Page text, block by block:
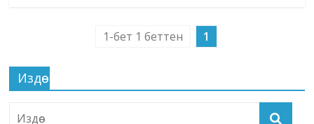
1-бет 1 беттен 1
Издөө